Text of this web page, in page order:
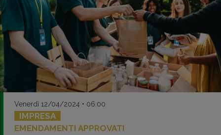
Venerdì 12/04/2024 • 06:00
IMPRESA
EMENDAMENTI APPROVATI